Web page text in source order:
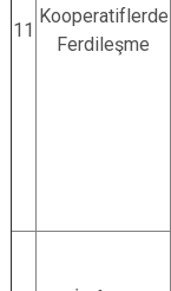
11
Kooperatiflerde
Ferdileşme